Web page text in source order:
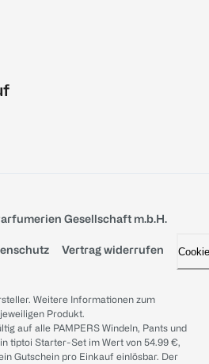
Gesellschaft m.b.H.
Vertrag widerrufen
Weitere Informationen zum
Produkt.
auf alle PAMPERS Windeln, Pants und
tiptoi Starter-Set im Wert von 54.99 €,
Gutschein pro Einkauf einlösbar. Der